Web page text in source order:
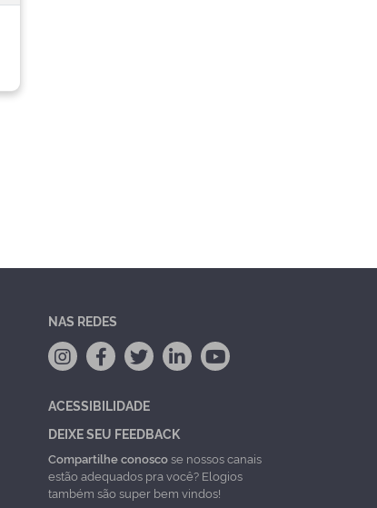
NAS REDES
ACESSIBILIDADE
DEIXE SEU FEEDBACK
Compartilhe conoscose nossos canais
estão adequados pra você? Elogios
também são super bem vindos!